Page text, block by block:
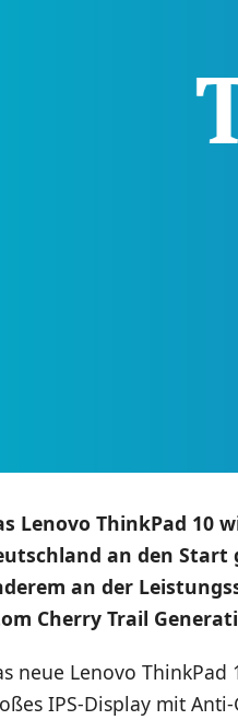
Lenovo ThinkPad 10
an den Start
an der
Cherry Trail
neue Lenovo
IPS-Display mit